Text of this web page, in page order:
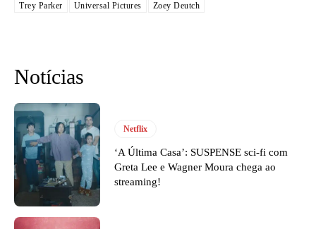
Trey Parker
Universal Pictures Zoey Deutch
Notícias
Netflix
‘A Última Casa’: SUSPENSE sci-fi com
Greta Lee e Wagner Moura chega ao
streaming!